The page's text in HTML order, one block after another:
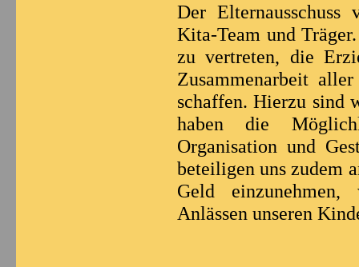
Der
Kita-Team und
zu vertreten, die
Zusammenarbeit
schaffen. Hierzu sind
haben die
Organisation und
beteiligen uns zudem
Geld einzunehmen,
Anlässen unseren